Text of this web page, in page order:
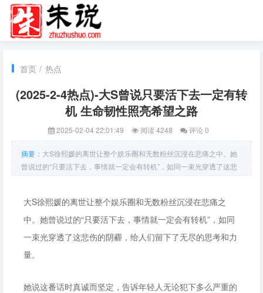
首页 / 热点
(2025-2-4热点)-大S曾说只要活下去一定有转
机 生命韧性照亮希望之路
2025-02-04 22:01:49 阅读 4248 评论 0
摘要： 大S徐熙媛的离世让整个娱乐圈和无数粉丝沉浸在悲痛之中。她
曾说过的“只要活下去，事情就一定会有转机”，如同一束光穿透了这悲
伤的阴霾，给人们留下了无尽的思考和力量。她说这番话时真诚而坚
要轻易放弃生命。因为只要活着，就有改变的可能，就有迎来转机的希
望。改变
大S徐熙媛的离世让整个娱乐圈和无数粉丝沉浸在悲痛之
中。她曾说过的“只要活下去，事情就一定会有转机”，如同
一束光穿透了这悲伤的阴霾，给人们留下了无尽的思考和力
量。
她说这番话时真诚而坚定，告诉年轻人无论犯下多么严重的